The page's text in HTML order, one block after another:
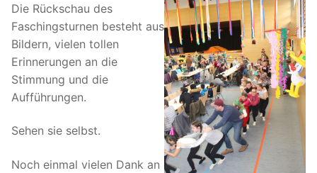
Die Rückschau des
Faschingsturnen besteht aus
Bildern, vielen tollen
Erinnerungen an die
Stimmung und die
Aufführungen.
Sehen sie selbst.
Noch einmal vielen Dank an